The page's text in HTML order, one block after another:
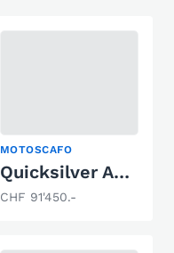
MOTOSCAFO
Quicksilver Activ 875 Sundeck
CHF 91'450.-